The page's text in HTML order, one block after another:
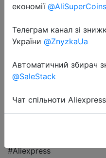
Перейти
#Aliexpress
економії
Телеграм канал зі
України @ZnyzkaUa
Автоматичний збирач
@SaleStack
Чат спільноти